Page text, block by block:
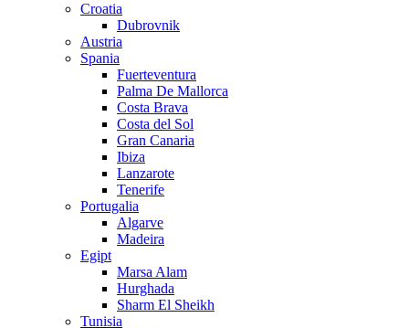
Croatia
Dubrovnik
Austria
Spania
Fuerteventura
Palma De Mallorca
Costa Brava
Costa del Sol
Gran Canaria
Ibiza
Lanzarote
Tenerife
Portugalia
Algarve
Madeira
Egipt
Marsa Alam
Hurghada
Sharm El Sheikh
Tunisia